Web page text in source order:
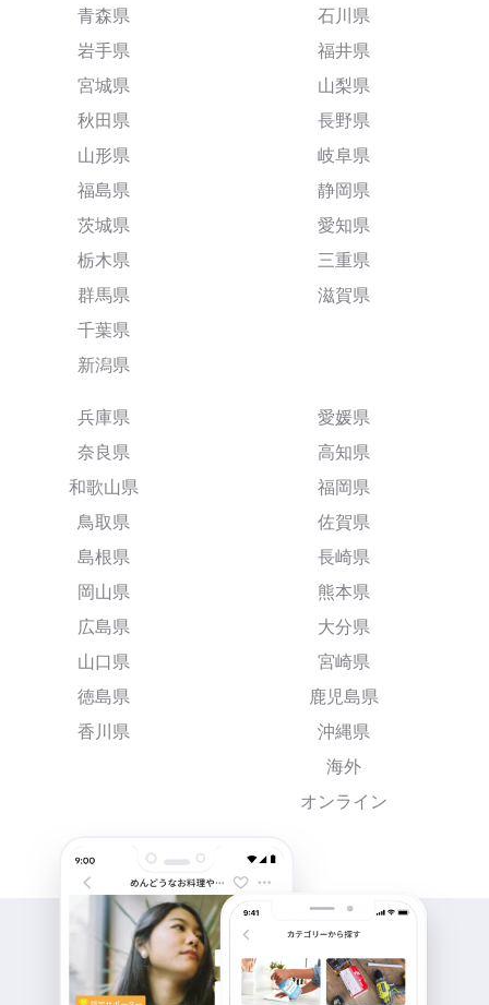
青森県
岩手県
宮城県
秋田県
山形県
福島県
茨城県
栃木県
群馬県
千葉県
新潟県
石川県
福井県
山梨県
長野県
岐阜県
静岡県
愛知県
三重県
滋賀県
兵庫県
奈良県
和歌山県
鳥取県
島根県
岡山県
広島県
山口県
徳島県
香川県
愛媛県
高知県
福岡県
佐賀県
長崎県
熊本県
大分県
宮崎県
鹿児島県
沖縄県
海外
オンライン